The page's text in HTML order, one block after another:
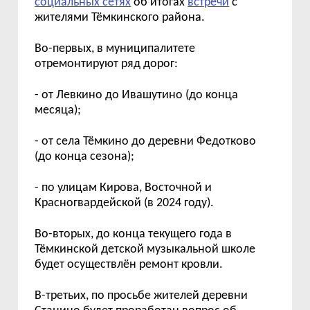
жителями Тёмкинского района.
Во-первых, в муниципалитете
отремонтируют ряд дорог:
- от Левкино до Ивашутино (до конца
месяца);
- от села Тёмкино до деревни Федотково
(до конца сезона);
- по улицам Кирова, Восточной и
Красногвардейской (в 2024 году).
Во-вторых, до конца текущего года в
Тёмкинской детской музыкальной школе
будет осуществлён ремонт кровли.
В-третьих, по просьбе жителей деревни